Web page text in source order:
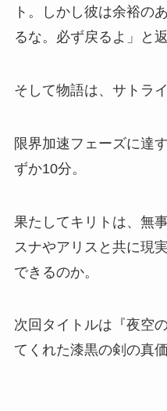
ト。しかし彼は余裕の
るな。必ず戻るよ」と
そして物語は、サトラ
限界加速フェーズに達
ずか10分。
果たしてキリトは、無
スナやアリスと共に現
できるのか。
次回タイトルは『夜空
てくれた漆黒の剣の真